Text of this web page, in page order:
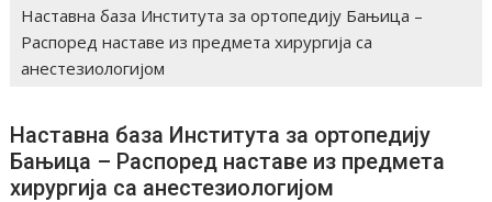
Наставна база Института за ортопедију Бањица –
Распоред наставе из предмета хирургија са
анестезиологијом
Наставна база Института за ортопедију
Бањица – Распоред наставе из предмета
хирургија са анестезиологијом